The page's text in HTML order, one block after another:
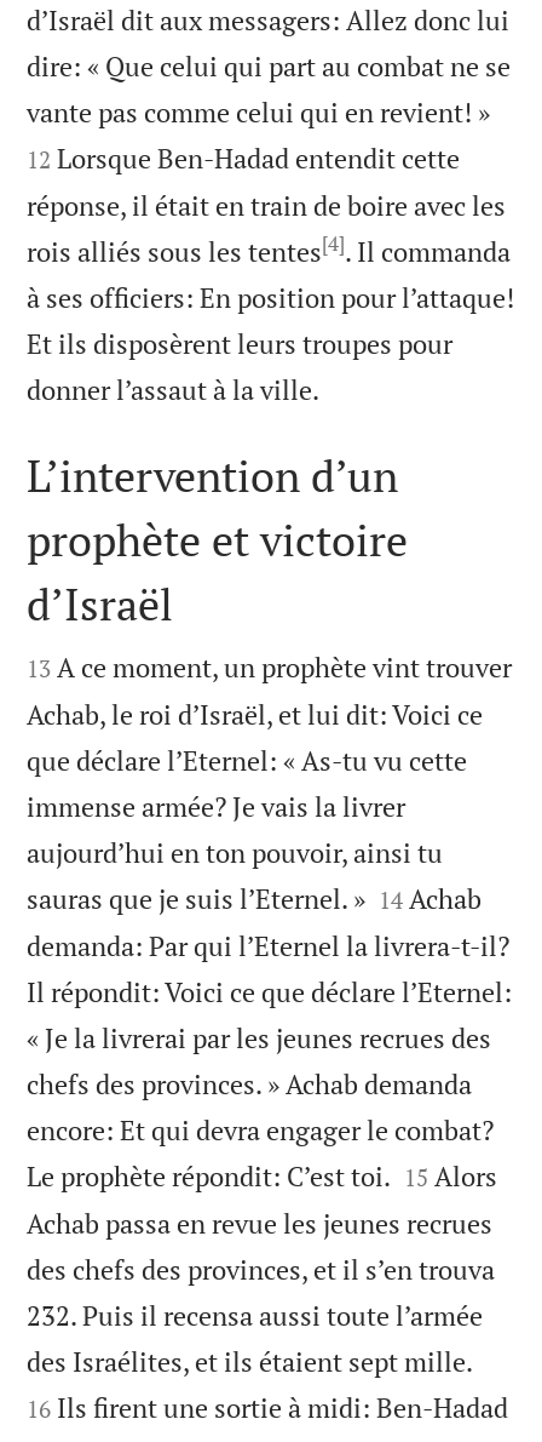
d’Israël dit aux messagers: Allez donc lui
dire: « Que celui qui part au combat ne se
vante pas comme celui qui en revient! »
12 Lorsque Ben-Hadad entendit cette
réponse, il était en train de boire avec les
rois alliés sous les tentes[4]. Il commanda
à ses officiers: En position pour l’attaque!
Et ils disposèrent leurs troupes pour
donner l’assaut à la ville.

L’intervention d’un
prophète et victoire
d’Israël

13 A ce moment, un prophète vint trouver
Achab, le roi d’Israël, et lui dit: Voici ce
que déclare l’Eternel: « As-tu vu cette
immense armée? Je vais la livrer
aujourd’hui en ton pouvoir, ainsi tu
sauras que je suis l’Eternel. »
14 Achab
demanda: Par qui l’Eternel la livrera-t-il?
Il répondit: Voici ce que déclare l’Eternel:
« Je la livrerai par les jeunes recrues des
chefs des provinces. » Achab demanda
encore: Et qui devra engager le combat?
Le prophète répondit: C’est toi. 

15 Alors
Achab passa en revue les jeunes recrues
des chefs des provinces, et il s’en trouva
232. Puis il recensa aussi toute l’armée
des Israélites, et ils étaient sept mille.
16 Ils firent une sortie à midi: Ben-Hadad